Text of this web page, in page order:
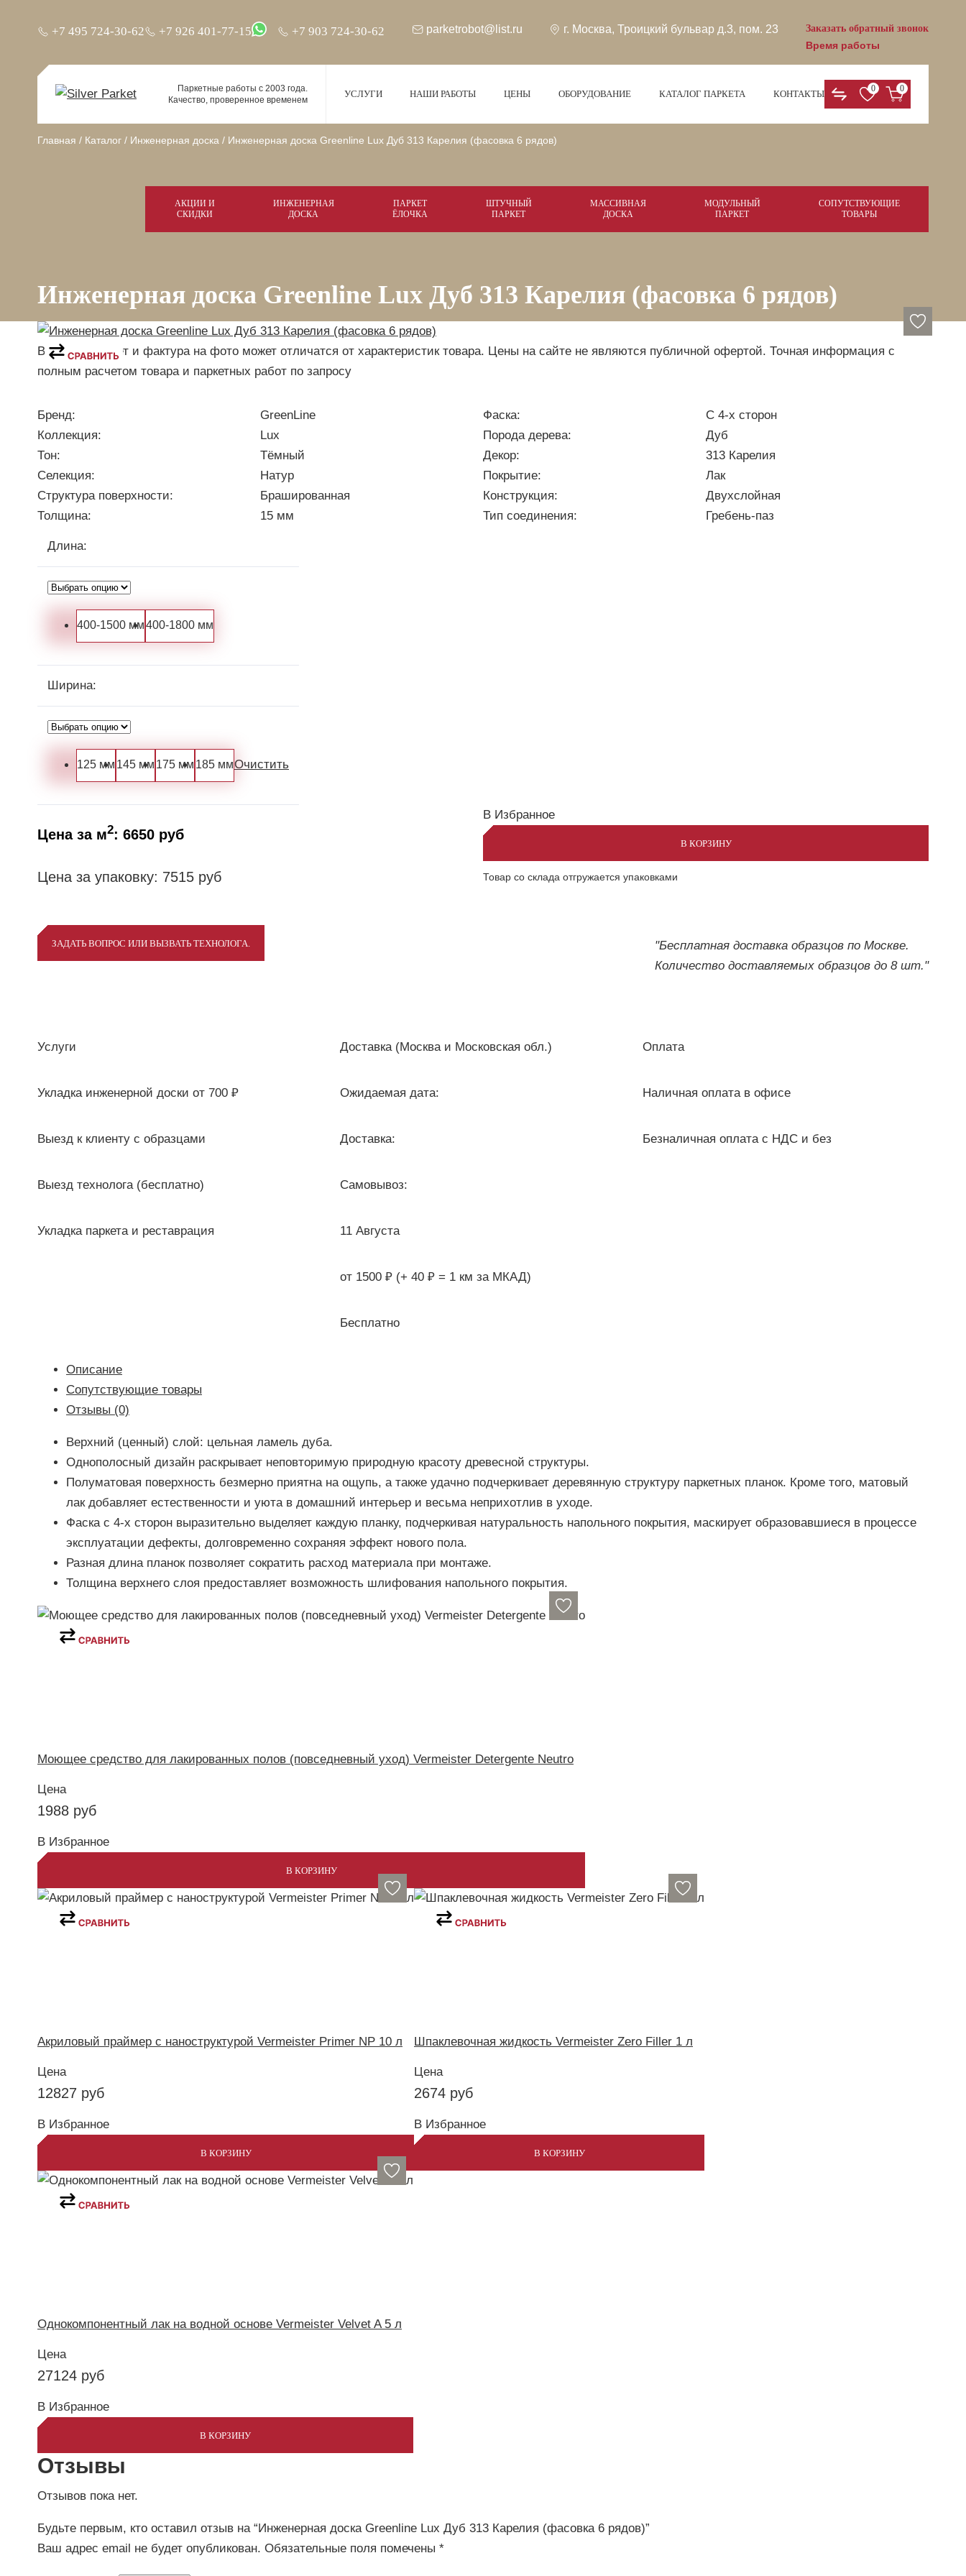
+7 495 724-30-62 +7 926 401-77-15 +7 903 724-30-62 parketrobot@list.ru г. Москва,Троицкий бульвар д.3, пом. 23 Заказать обратный звонок
Время работы
Паркетные работы с 2003 года.
Качество, проверенное временем
УСЛУГИ НАШИ РАБОТЫ ЦЕНЫ ОБОРУДОВАНИЕ КАТАЛОГ ПАРКЕТА КОНТАКТЫ 0 0
Главная / Каталог / Инженерная доска / Инженерная доска Greenline Lux Дуб 313 Карелия (фасовка 6 рядов)
АКЦИИ И
СКИДКИ
ИНЖЕНЕРНАЯ
ДОСКА
ПАРКЕТ
ЁЛОЧКА
ШТУЧНЫЙ
ПАРКЕТ
МАССИВНАЯ
ДОСКА
МОДУЛЬНЫЙ
ПАРКЕТ
СОПУТСТВУЮЩИЕ
ТОВАРЫ
Инженерная доска Greenline Lux Дуб 313 Карелия (фасовка 6 рядов)
Внимание! Цвет и фактура на фото может отличатся от характеристик товара. Цены на сайте не являются публичной офертой. Точная информация с
полным расчетом товара и паркетных работ по запросу
Бренд: GreenLine Фаска:
С 4-х сторон
Коллекция:
Lux Порода дерева:
Дуб
Тон:
Тёмный Декор:
313 Карелия
Селекция:
Натур Покрытие:
Лак
Структура поверхности:
Брашированная Конструкция:
Двухслойная
Толщина:
15 мм Тип соединения: Гребень-паз
Длина:
400-1500 мм400-1800 мм
Ширина:
125 мм 145 мм 175 мм 185 ммОчистить
Цена за м2: 6650 руб
В Избранное
В КОРЗИНУ
Цена за упаковку: 7515 руб Товар со склада отгружается упаковками
ЗАДАТЬ ВОПРОС ИЛИ ВЫЗВАТЬ ТЕХНОЛОГА.
"Бесплатная доставка образцов по Москве.
Количество доставляемых образцов до 8 шт."
Услуги
Укладка инженерной доски от 700 ₽
Выезд к клиенту с образцами
Выезд технолога (бесплатно)
Укладка паркета и реставрация
Доставка (Москва и Московская обл.)
Ожидаемая дата:
Доставка:
Самовывоз:
11 Августа
от 1500 ₽ (+ 40 ₽ = 1 км за МКАД)
Бесплатно
Оплата
Наличная оплата в офисе
Безналичная оплата с НДС и без
Описание
Сопутствующие товары
Отзывы (0)
Верхний (ценный) слой: цельная ламель дуба.
Однополосный дизайн раскрывает неповторимую природную красоту древесной структуры.
Полуматовая поверхность безмерно приятна на ощупь, а также удачно подчеркивает деревянную структуру паркетных планок. Кроме того, матовый
лак добавляет естественности и уюта в домашний интерьер и весьма неприхотлив в уходе.
Фаска с 4-х сторон выразительно выделяет каждую планку, подчеркивая натуральность напольного покрытия, маскирует образовавшиеся в процессе
эксплуатации дефекты, долговременно сохраняя эффект нового пола.
Разная длина планок позволяет сократить расход материала при монтаже.
Толщина верхнего слоя предоставляет возможность шлифования напольного покрытия.
Моющее средство для лакированных полов (повседневный уход) Vermeister Detergente Neutro
Цена
1988 руб
В Избранное
В КОРЗИНУ
Акриловый праймер с наноструктурой Vermeister Primer NP 10 л
Цена
12827 руб
В Избранное
В КОРЗИНУ
Шпаклевочная жидкость Vermeister Zero Filler 1 л
Цена
2674 руб
В Избранное
В КОРЗИНУ
Однокомпонентный лак на водной основе Vermeister Velvet A 5 л
Цена
27124 руб
В Избранное
В КОРЗИНУ
Отзывы
Отзывов пока нет.
Будьте первым, кто оставил отзыв на “Инженерная доска Greenline Lux Дуб 313 Карелия (фасовка 6 рядов)”
Ваш адрес email не будет опубликован. Обязательные поля помечены *